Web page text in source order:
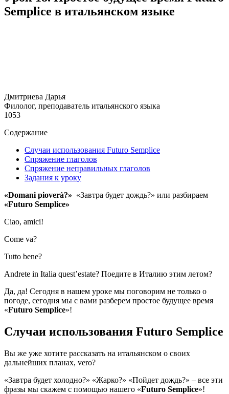
Semplice в итальянском языке
Дмитриева Дарья
Филолог, преподаватель итальянского языка
1053
Содержание
Случаи использования Futuro Semplice
Спряжение глаголов
Спряжение неправильных глаголов
Задания к уроку
«Domani pioverà?» «Завтра будет дождь?» или разбираем
«Futuro Semplice»
Ciao, amici!
Come va?
Tutto bene?
Andrete in Italia quest’estate? Поедите в Италию этим летом?
Да, да! Сегодня в нашем уроке мы поговорим не только о
погоде, сегодня мы с вами разберем простое будущее время
«Futuro Semplice»!
Случаи использования Futuro Semplice
Вы же уже хотите рассказать на итальянском о своих
дальнейших планах, vero?
«Завтра будет холодно?» «Жарко?» «Пойдет дождь?» – все эти
фразы мы скажем с помощью нашего «Futuro Semplice»!